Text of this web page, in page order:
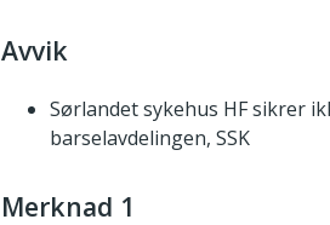
Avvik
Sørlandet sykehus HF sikrer
barselavdelingen, SSK
Merknad 1